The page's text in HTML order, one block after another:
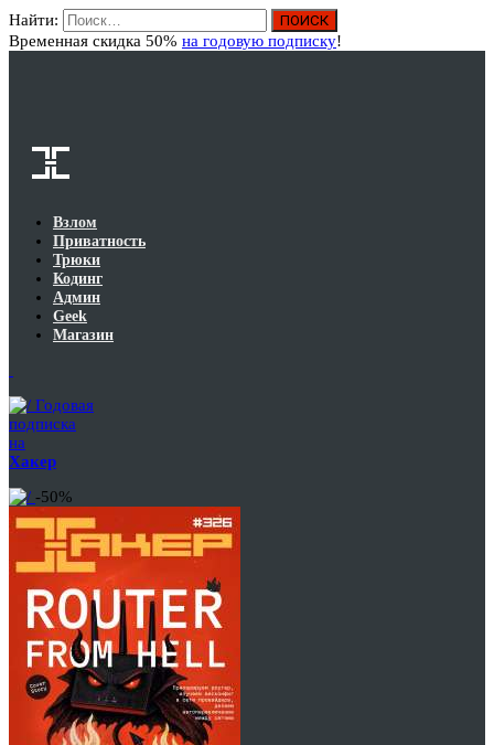
Найти:
Временная скидка 50% на годовую подписку!
Взлом
Приватность
Трюки
Кодинг
Админ
Geek
Магазин
Годовая
подписка
на
Хакер
-50%